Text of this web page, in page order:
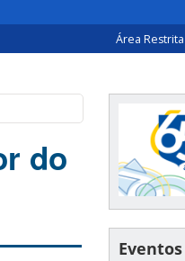
Área Restrita
do
Eventos